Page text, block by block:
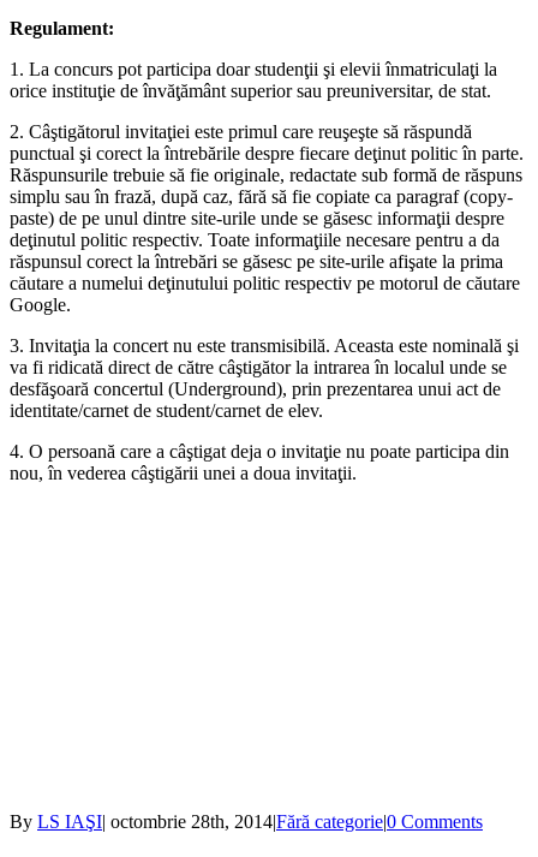
Regulament:
1. La concurs pot participa doar studenţii şi elevii înmatriculaţi la
orice instituţie de învăţământ superior sau preuniversitar, de stat.
2. Câştigătorul invitaţiei este primul care reuşeşte să răspundă
punctual şi corect la întrebările despre fiecare deţinut politic în parte.
Răspunsurile trebuie să fie originale, redactate sub formă de răspuns
simplu sau în frază, după caz, fără să fie copiate ca paragraf (copy-
paste) de pe unul dintre site-urile unde se găsesc informaţii despre
deţinutul politic respectiv. Toate informaţiile necesare pentru a da
răspunsul corect la întrebări se găsesc pe site-urile afişate la prima
căutare a numelui deţinutului politic respectiv pe motorul de căutare
Google.
3. Invitaţia la concert nu este transmisibilă. Aceasta este nominală şi
va fi ridicată direct de către câştigător la intrarea în localul unde se
desfăşoară concertul (Underground), prin prezentarea unui act de
identitate/carnet de student/carnet de elev.
4. O persoană care a câştigat deja o invitaţie nu poate participa din
nou, în vederea câştigării unei a doua invitaţii.
By LS IAŞI| octombrie 28th, 2014|Fără categorie|0 Comments